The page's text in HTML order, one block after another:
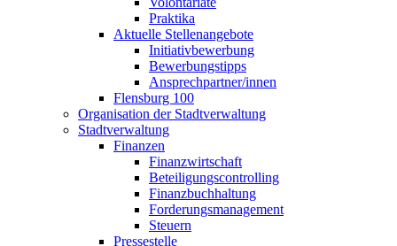
Praktika
Aktuelle Stellenangebote
Initiativbewerbung
Bewerbungstipps
Ansprechpartner/innen
Flensburg 100
Organisation der Stadtverwaltung
Stadtverwaltung
Finanzen
Finanzwirtschaft
Beteiligungscontrolling
Finanzbuchhaltung
Forderungsmanagement
Steuern
Pressestelle